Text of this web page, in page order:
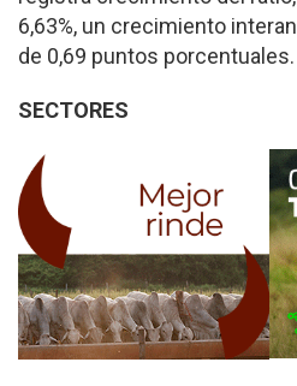
6,63%, un crecimien­to
de 0,69 puntos porcentuales.
SECTORES